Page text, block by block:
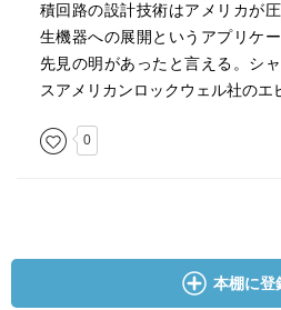
積回路の設計技術はアメリカが
生機器への展開というアプリケ
先見の明があったと言える。シ
スアメリカンロックウェル社のエ
0
本棚に登